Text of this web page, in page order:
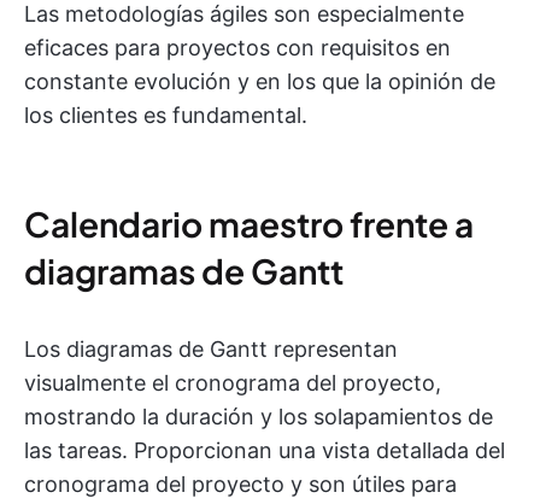
Las metodologías ágiles son especialmente
eficaces para proyectos con requisitos en
constante evolución y en los que la opinión de
los clientes es fundamental.
Calendario maestro frente a
diagramas de Gantt
Los diagramas de Gantt representan
visualmente el cronograma del proyecto,
mostrando la duración y los solapamientos de
las tareas. Proporcionan una vista detallada del
cronograma del proyecto y son útiles para